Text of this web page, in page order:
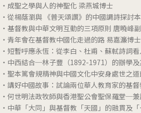
‧成聖之學與人的神聖化 梁燕城博士
‧從楊蔭瀏與 《普天頌讚》的中國調詩探討
‧基督教與中華文明互動的三項原則 唐曉峰
‧青年會在基督教中國化走過的路 易嘉濂博士
‧短暫呼應永恆：從李白、杜甫、蘇軾詩詞
‧中西結合─林子豐（1892-1971）的辦學及
‧聖本篤會規精神與中國文化中安身處世之
‧講好中國故事：試論兩位華人教育家的基
‧何世明法政牧師與香港聖公會聖保羅堂─
‧中華「大同」與基督教「天國」的融貫及